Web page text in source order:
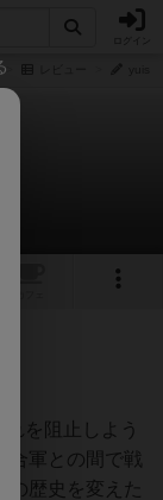
を阻止しよう
合軍との間で戦
歴史を変えた